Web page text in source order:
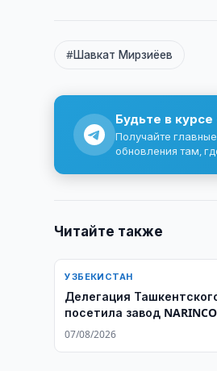
#Шавкат Мирзиёев
Будьте в
Получайте
обновления там,
Читайте также
УЗБЕКИСТАН
Делегация
посетила завод
07/08/2026